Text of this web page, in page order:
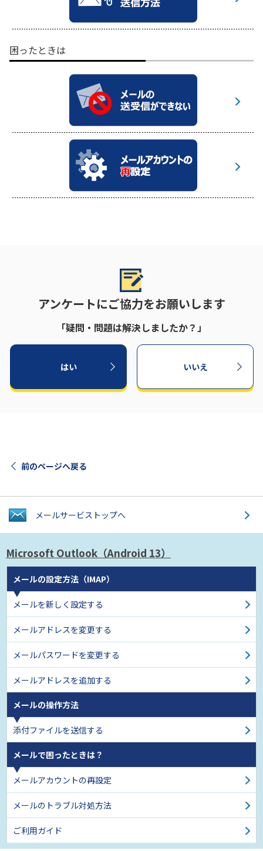
困ったときは
アンケートにご協力をお願いします
「疑問・問題は解決しましたか？」
はい いいえ
前のページへ戻る
メールサービス トップへ
Microsoft Outlook （Android 13）
メールの設定方法（IMAP）
メールを新しく設定する
メールアドレスを変更する
メールパスワードを変更する
メールアドレスを追加する
メールの操作方法
添付ファイルを送信する
メールで困ったときは？
メールアカウントの再設定
メールのトラブル対処方法
ご利用ガイド